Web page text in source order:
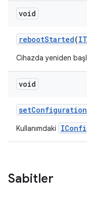
void
rebootStarted(
Cihazda yeniden
void
setConfiguration
Kullanımdaki
Sabitler